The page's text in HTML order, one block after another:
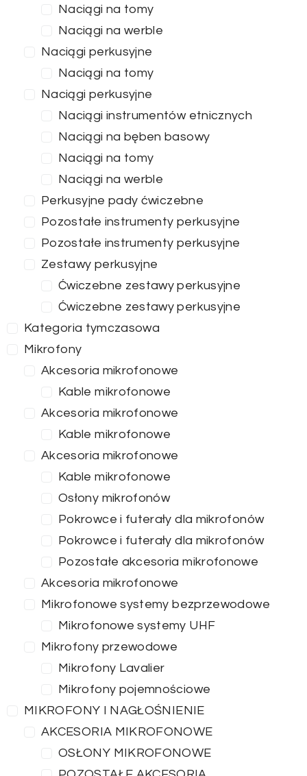
Naciągi na tomy
Naciągi na werble
Naciągi perkusyjne
Naciągi na tomy
Naciągi perkusyjne
Naciągi instrumentów etnicznych
Naciągi na bęben basowy
Naciągi na tomy
Naciągi na werble
Perkusyjne pady ćwiczebne
Pozostałe instrumenty perkusyjne
Pozostałe instrumenty perkusyjne
Zestawy perkusyjne
Ćwiczebne zestawy perkusyjne
Ćwiczebne zestawy perkusyjne
Kategoria tymczasowa
Mikrofony
Akcesoria mikrofonowe
Kable mikrofonowe
Akcesoria mikrofonowe
Kable mikrofonowe
Akcesoria mikrofonowe
Kable mikrofonowe
Osłony mikrofonów
Pokrowce i futerały dla mikrofonów
Pokrowce i futerały dla mikrofonów
Pozostałe akcesoria mikrofonowe
Akcesoria mikrofonowe
Mikrofonowe systemy bezprzewodowe
Mikrofonowe systemy UHF
Mikrofony przewodowe
Mikrofony Lavalier
Mikrofony pojemnościowe
MIKROFONY I NAGŁOŚNIENIE
AKCESORIA MIKROFONOWE
OSŁONY MIKROFONOWE